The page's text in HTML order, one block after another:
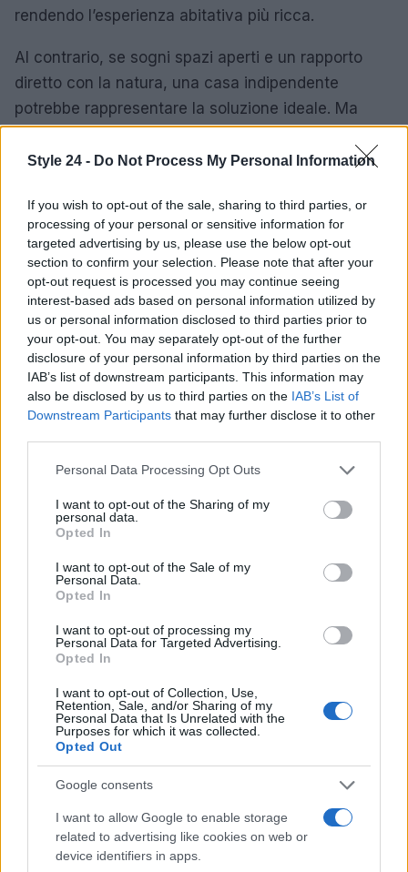
Style 24 - Do Not Process My Personal Information
If you wish to opt-out of the sale, sharing to third parties, or
processing of your personal or sensitive information for
targeted advertising by us, please use the below opt-out
section to confirm your selection. Please note that after your
opt-out request is processed you may continue seeing
interest-based ads based on personal information utilized by
us or personal information disclosed to third parties prior to
your opt-out. You may separately opt-out of the further
disclosure of your personal information by third parties on the
IAB’s list of downstream participants. This information may
also be disclosed by us to third parties on the IAB’s List of
Downstream Participants that may further disclose it to other
Please note that this website/app uses one or more Google
not limited to your visit or usage behaviour. You may click to
grant or deny consent to Google and its third-party tags to
use your data for below specified purposes in below Google
consent section.
Personal Data Processing Opt Outs
I want to opt-out of the Sharing of my
personal data.
Opted In
I want to opt-out of the Sale of my
Personal Data.
Opted In
I want to opt-out of processing my
Personal Data for Targeted Advertising.
Opted In
I want to opt-out of Collection, Use,
Retention, Sale, and/or Sharing of my
Personal Data that Is Unrelated with the
Purposes for which it was collected.
Opted Out
Google consents
I want to allow Google to enable storage
related to advertising like cookies on web or
device identifiers in apps.
rendendo l’esperienza abitativa più ricca.
Al contrario, se sogni spazi aperti e un rapporto
diretto con la natura, una casa indipendente
potrebbe rappresentare la soluzione ideale. Ma
ricorda: ogni scelta ha i suoi pro e contro e la
sostenibilità a lungo termine è fondamentale. Le
giovane coppia potrebbe preferire il dinamismo del
condominio, mentre una famiglia numerosa
potrebbe cercare ampi spazi per crescere.
In conclusione, sia che tu scelga un condominio o
una casa indipendente, l’importante è che la tua
abitazione rispecchi chi sei e come vuoi vivere.
Non dimenticare di considerare anche soluzioni
intermedie, come le villette a schiera, che possono
AUTORE